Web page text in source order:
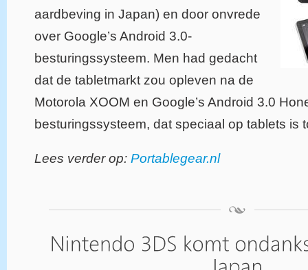
aardbeving in Japan) en door onvrede
over Google’s Android 3.0-
besturingssysteem. Men had gedacht
dat de tabletmarkt zou opleven na de
Motorola XOOM en Google’s Android 3.0
besturingssysteem, dat speciaal op tablets is
Lees verder op: Portablegear.nl